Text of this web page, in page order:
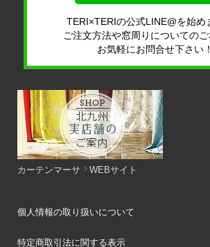
TERI×TERIの公式LINE@を始め
ご注文方法や窓周りについての
お気軽にお問合せ下さい！
カーテンマーサ WEBサイト
個人情報の取り扱いについて
特定商取引法に関する表示